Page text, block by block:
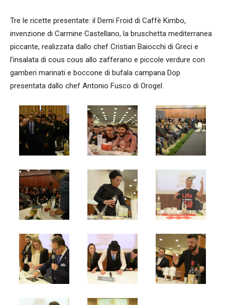
Tre le ricette presentate: il Demi Froid di Caffè Kimbo,
invenzione di Carmine Castellano, la bruschetta mediterranea
piccante, realizzata dallo chef Cristian Baiocchi di Greci e
l’insalata di cous cous allo zafferano e piccole verdure con
gamberi marinati e boccone di bufala campana Dop
presentata dallo chef Antonio Fusco di Orogel.